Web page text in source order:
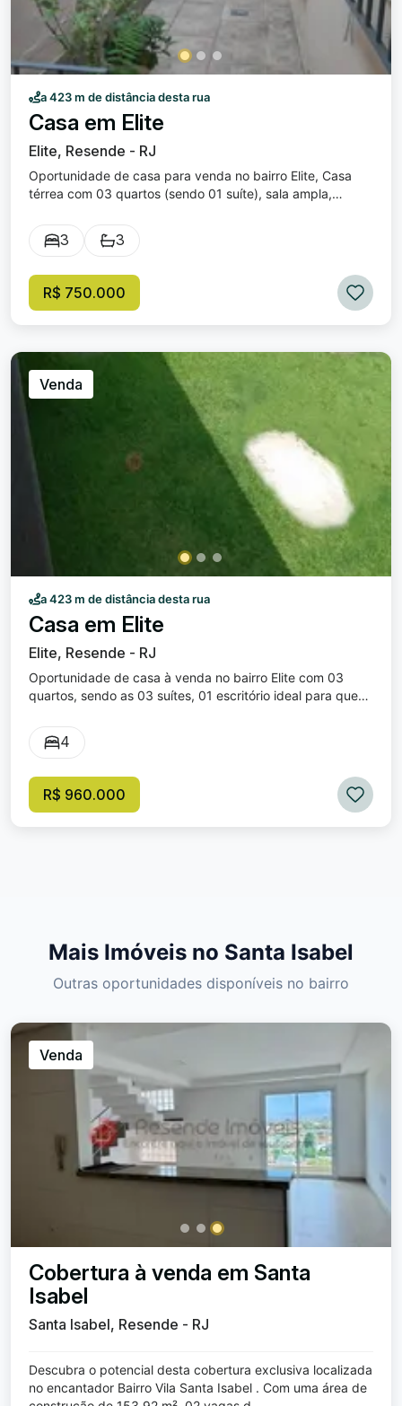
a 423 m de distância desta rua
Casa em Elite
Elite, Resende - RJ
Oportunidade de casa para venda no bairro Elite, Casa
térrea com 03 quartos (sendo 01 suíte), sala ampla,
ampla, piscina, depósito com fogão a lenha, terraço,
banheiro na área da lavanderia e garagem para 03 carros.
Valor de venda: R$ 750.000,00.
3 3
R$ 750.000
Venda
a 423 m de distância desta rua
Casa em Elite
Elite, Resende - RJ
Oportunidade de casa à venda no bairro Elite com 03
quartos, sendo as 03 suítes, 01 escritório ideal para quem
copa, área de serviço, banheiro social, quintal amplo e
garagem coberta para 02 carros. Excelente localização.
4
R$ 960.000
Mais Imóveis no Santa Isabel
Outras oportunidades disponíveis no bairro
Venda
Cobertura à venda em Santa
Isabel
Santa Isabel, Resende - RJ
Descubra o potencial desta cobertura exclusiva localizada
no encantador Bairro Vila Santa Isabel . Com uma área de